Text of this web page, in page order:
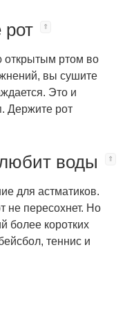
открытым ртом во
вы сушите
Это и
Держите рот
воды
для астматиков.
не пересохнет. Но
более коротких
теннис и